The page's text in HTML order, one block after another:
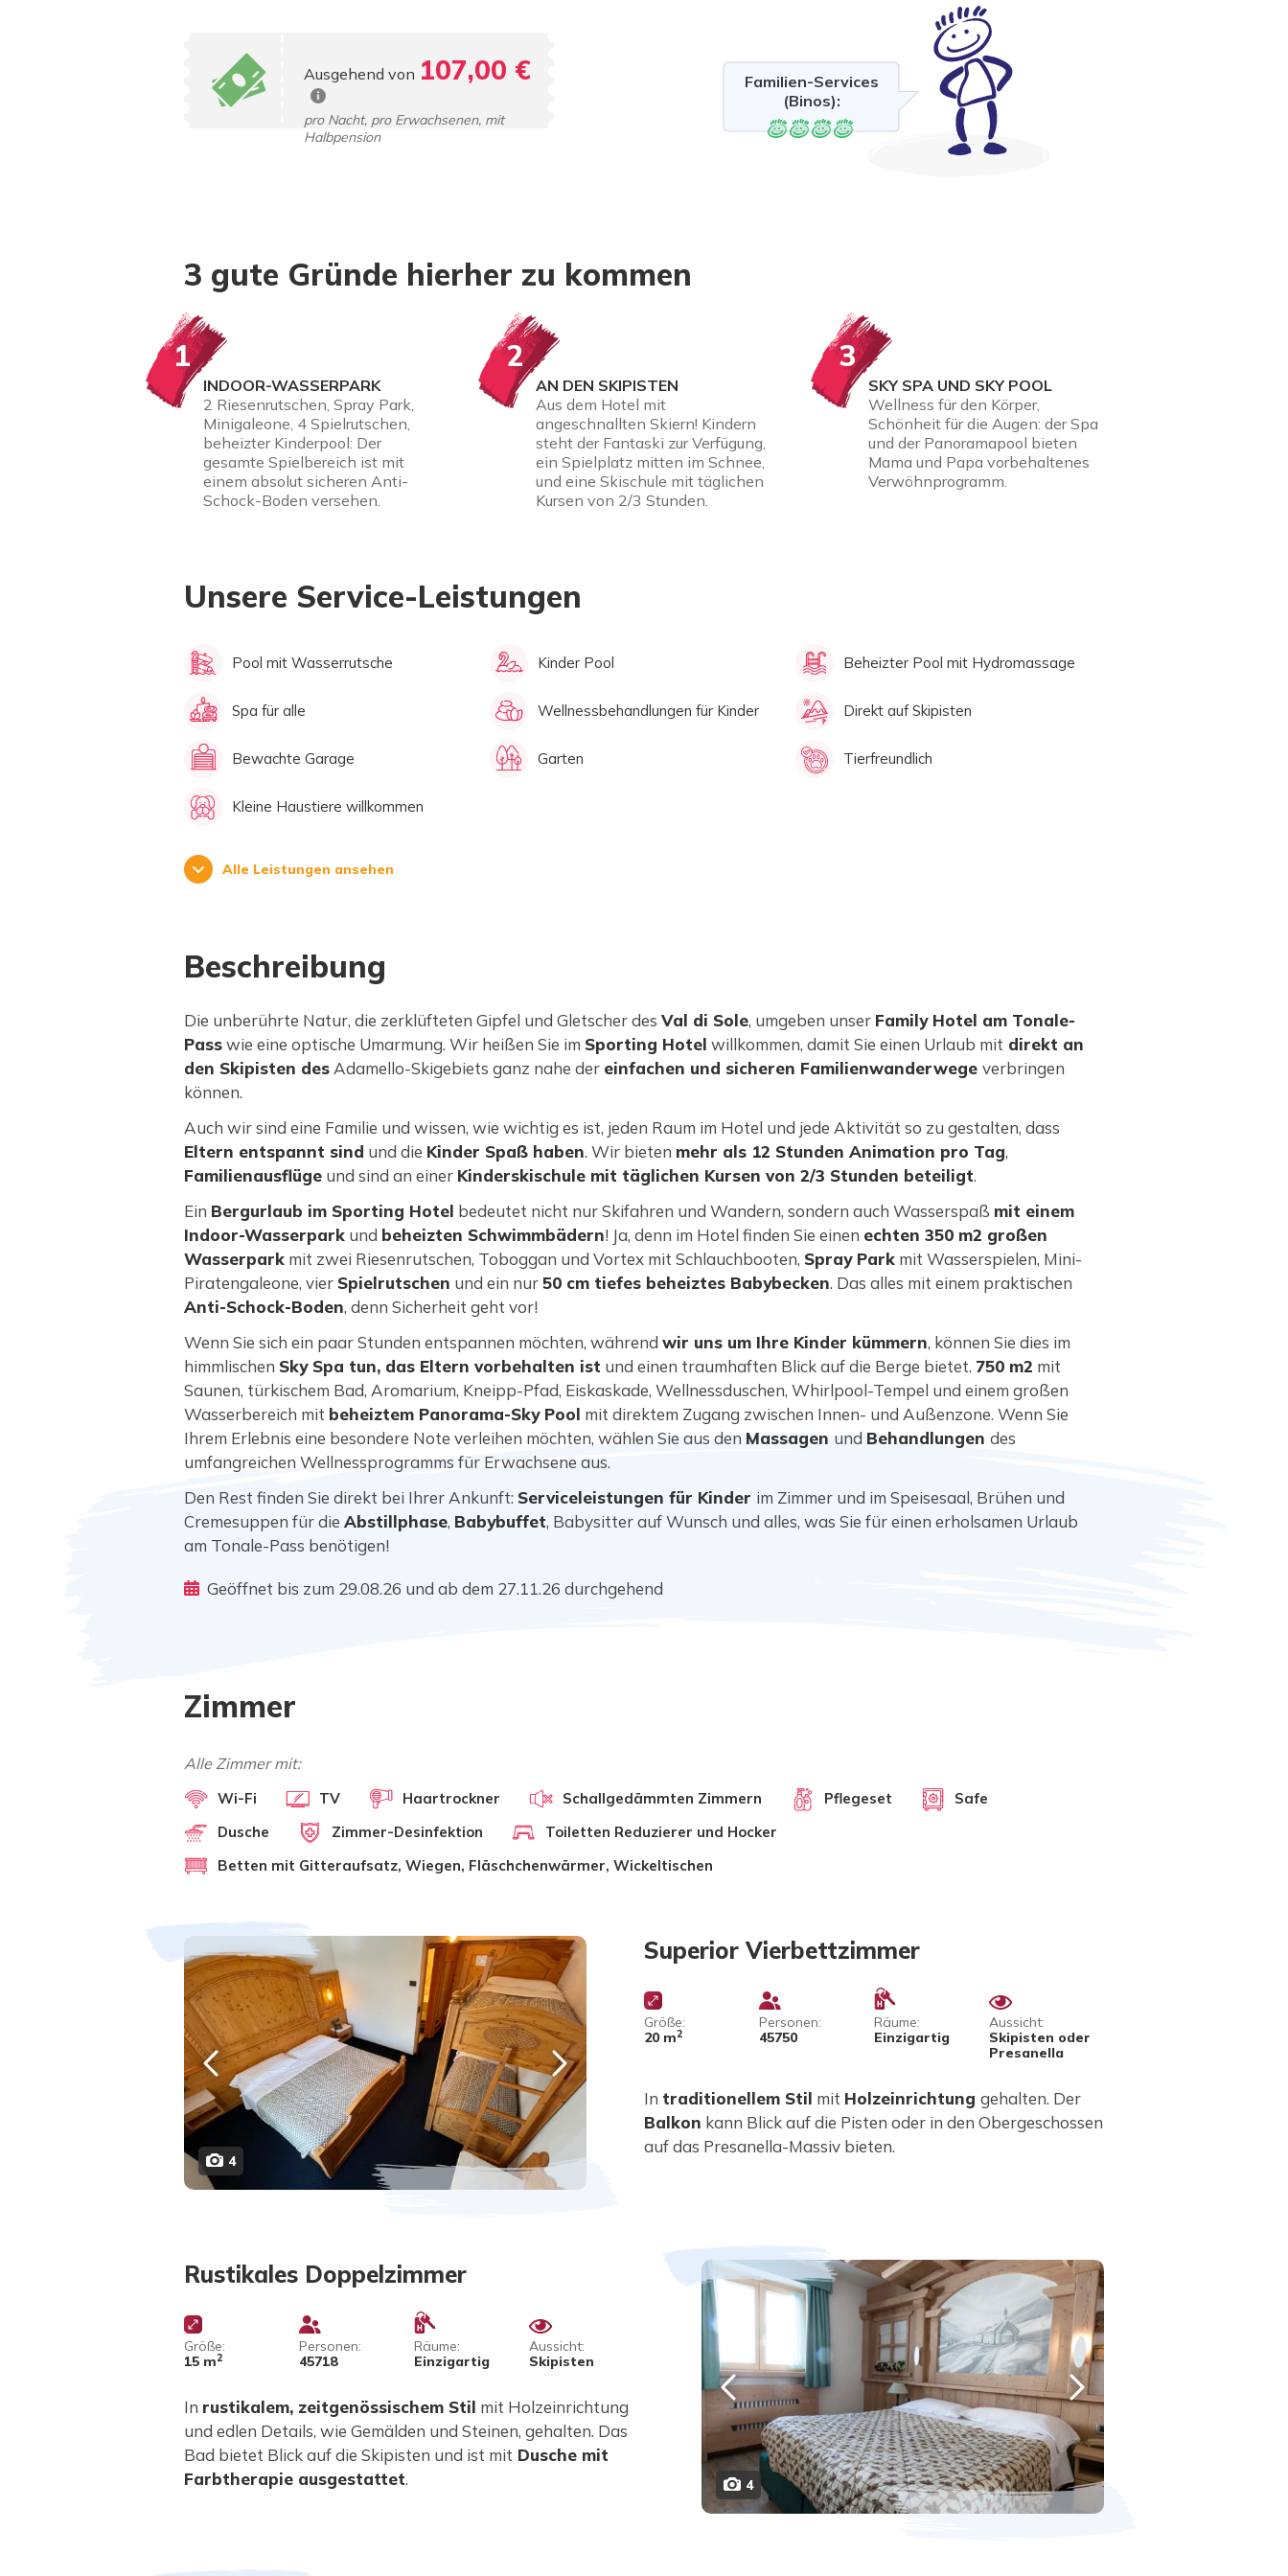
Familien-Services
(Binos):
Ausgehend von 107,00 €
pro Nacht, pro Erwachsenen, mit
Halbpension
3 gute Gründe hierher zu kommen
1
INDOOR-WASSERPARK
2 Riesenrutschen, Spray Park,
Minigaleone, 4 Spielrutschen,
beheizter Kinderpool: Der
gesamte Spielbereich ist mit
einem absolut sicheren Anti-
Schock-Boden versehen.
2
AN DEN SKIPISTEN
Aus dem Hotel mit
angeschnallten Skiern! Kindern
steht der Fantaski zur Verfügung,
ein Spielplatz mitten im Schnee,
und eine Skischule mit täglichen
Kursen von 2/3 Stunden.
3
SKY SPA UND SKY POOL
Wellness für den Körper,
Schönheit für die Augen: der Spa
und der Panoramapool bieten
Mama und Papa vorbehaltenes
Verwöhnprogramm.
Unsere Service-Leistungen
Pool mit Wasserrutsche Kinder Pool Beheizter Pool mit Hydromassage
Spa für alle Wellnessbehandlungen für Kinder Direkt auf Skipisten
Bewachte Garage Garten Tierfreundlich
Kleine Haustiere willkommen
Alle Leistungen ansehen
Beschreibung
Die unberührte Natur, die zerklüfteten Gipfel und Gletscher des Val di Sole, umgeben unser Family Hotel am Tonale-
Passwie eine optische Umarmung. Wir heißen Sie im Sporting Hotel willkommen, damit Sie einen Urlaub mit direkt an
den Skipisten des Adamello-Skigebiets ganz nahe der einfachen und sicheren Familienwanderwege verbringen
können.
Auch wir sind eine Familie und wissen, wie wichtig es ist, jeden Raum im Hotel und jede Aktivität so zu gestalten, dass
Eltern entspannt sind und die Kinder Spaß haben. Wir bieten mehr als 12 Stunden Animation pro Tag,
Familienausflüge und sind an einer Kinderskischule mit täglichen Kursen von 2/3 Stunden beteiligt.
Ein Bergurlaub im Sporting Hotel bedeutet nicht nur Skifahren und Wandern, sondern auch Wasserspaß mit einem
Indoor-Wasserpark und beheizten Schwimmbädern! Ja, denn im Hotel finden Sie einen echten 350 m2 großen
Wasserpark mit zwei Riesenrutschen, Toboggan und Vortex mit Schlauchbooten, Spray Park mit Wasserspielen, Mini-
Piratengaleone, vier Spielrutschen und ein nur50 cm tiefes beheiztes Babybecken. Das alles mit einem praktischen
Anti-Schock-Boden, denn Sicherheit geht vor!
Wenn Sie sich ein paar Stunden entspannen möchten, während wir uns um Ihre Kinder kümmern, können Sie dies im
himmlischen Sky Spa tun, das Eltern vorbehalten ist und einen traumhaften Blick auf die Berge bietet. 750 m2 mit
Saunen, türkischem Bad, Aromarium, Kneipp-Pfad, Eiskaskade, Wellnessduschen, Whirlpool-Tempel und einem großen
Wasserbereich mit beheiztem Panorama-Sky Pool mit direktem Zugang zwischen Innen- und Außenzone. Wenn Sie
Ihrem Erlebnis eine besondere Note verleihen möchten, wählen Sie aus den Massagen und Behandlungen des
umfangreichen Wellnessprogramms für Erwachsene aus.
Den Rest finden Sie direkt bei Ihrer Ankunft: Serviceleistungen für Kinder im Zimmer und im Speisesaal, Brühen und
Cremesuppen für die Abstillphase, Babybuffet, Babysitter auf Wunsch und alles, was Sie für einen erholsamen Urlaub
am Tonale-Pass benötigen!
Geöffnet bis zum 29.08.26 und ab dem 27.11.26 durchgehend
Zimmer
Alle Zimmer mit:
Wi-Fi TV Haartrockner Schallgedämmten Zimmern Pflegeset
Safe
Dusche
Zimmer-Desinfektion
Toiletten Reduzierer und Hocker
Betten mit Gitteraufsatz, Wiegen, Fläschchenwärmer, Wickeltischen
4
Superior Vierbettzimmer
Größe:
20 m2
Personen:
45750
Räume:
Einzigartig
Aussicht:
Skipisten oder
Presanella
In traditionellem Stil mit Holzeinrichtung gehalten. Der
Balkon kann Blick auf die Pisten oder in den Obergeschossen
auf das Presanella-Massiv bieten.
Rustikales Doppelzimmer
Größe:
15 m2
Personen:
45718
Räume:
Einzigartig
Aussicht:
Skipisten
In rustikalem, zeitgenössischem Stil mit Holzeinrichtung
und edlen Details, wie Gemälden und Steinen, gehalten. Das
Bad bietet Blick auf die Skipisten und ist mit Dusche mit
Farbtherapie ausgestattet. 4